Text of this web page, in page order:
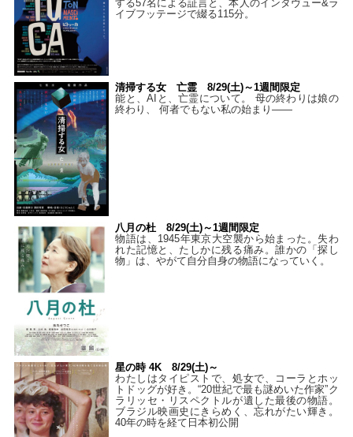
する57名による証言と、本人のインタヴュー&ラ
イブフッテージで綴る115分。
清掃する女 亡霊 8/29(土)～1週間限定
能と、AIと、亡霊について。 母の終わりは娘の
終わり、 何者でもない私の始まり――
八月の杜 8/29(土)～1週間限定
物語は、1945年東京大空襲から始まった。失わ
れた記憶と、たしかに残る痛み。誰かの「探し
物」は、やがて自分自身の物語になっていく。
星の時 4K 8/29(土)～
わたしはタイピストで、処⼥で、コーラとホッ
トドッグが好き。“20世紀で最も謎めいた作家”ク
ラリッセ・リスペクトルが遺した最後の物語。
ブラジル映画史にきらめく、忘れがたい輝き。
40年の時を経て⽇本初公開